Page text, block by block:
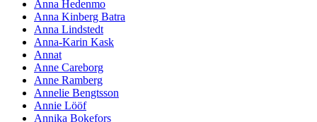
Anna Hedenmo
Anna Kinberg Batra
Anna Lindstedt
Anna-Karin Kask
Annat
Anne Careborg
Anne Ramberg
Annelie Bengtsson
Annie Lööf
Annika Bokefors